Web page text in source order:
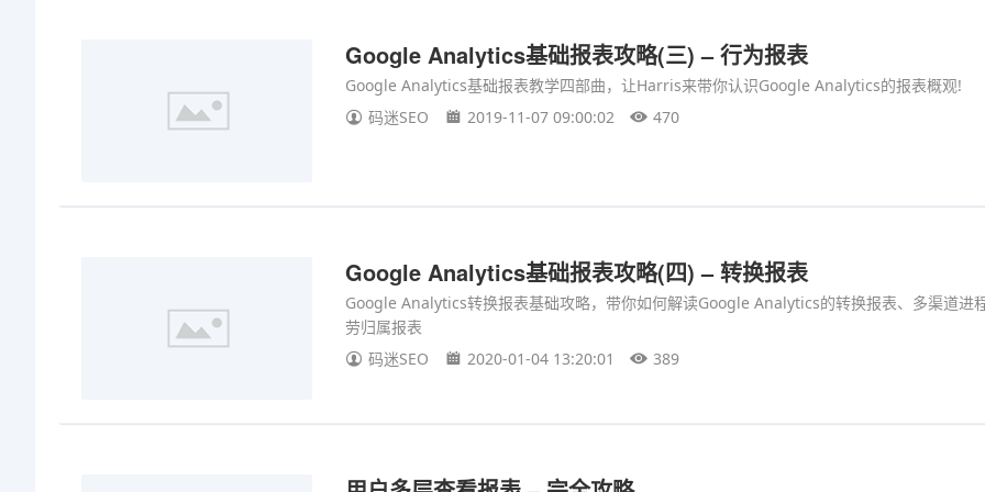
Google Analytics基础报表攻略(三) – 行为报表
Google Analytics基础报表教学四部曲，让Harris来带你认识Google Analytics的报表概观!
码迷SEO
2019-11-07 09:00:02 470
Google Analytics基础报表攻略(四) – 转换报表
Google Analytics转换报表基础攻略，带你如何解读Google Analytics的转换报表、多渠道进
劳归属报表
码迷SEO
2020-01-04 13:20:01 389